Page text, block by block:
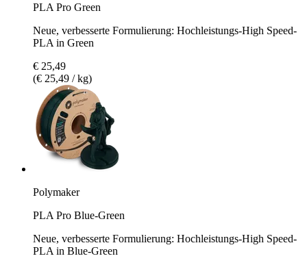
PLA Pro Green
Neue, verbesserte Formulierung: Hochleistungs-High Speed-
PLA in Green
€ 25,49
(€ 25,49 / kg)
Polymaker
PLA Pro Blue-Green
Neue, verbesserte Formulierung: Hochleistungs-High Speed-
PLA in Blue-Green